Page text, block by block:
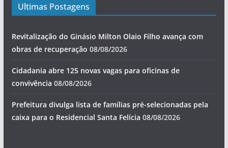
Ultimas Postagens
Revitalização do Ginásio Milton Olaio Filho avança com
obras de recuperação 08/08/2026
Cidadania abre 125 novas vagas para oficinas de
convivência 08/08/2026
Prefeitura divulga lista de famílias pré-selecionadas pela
caixa para o Residencial Santa Felícia 08/08/2026